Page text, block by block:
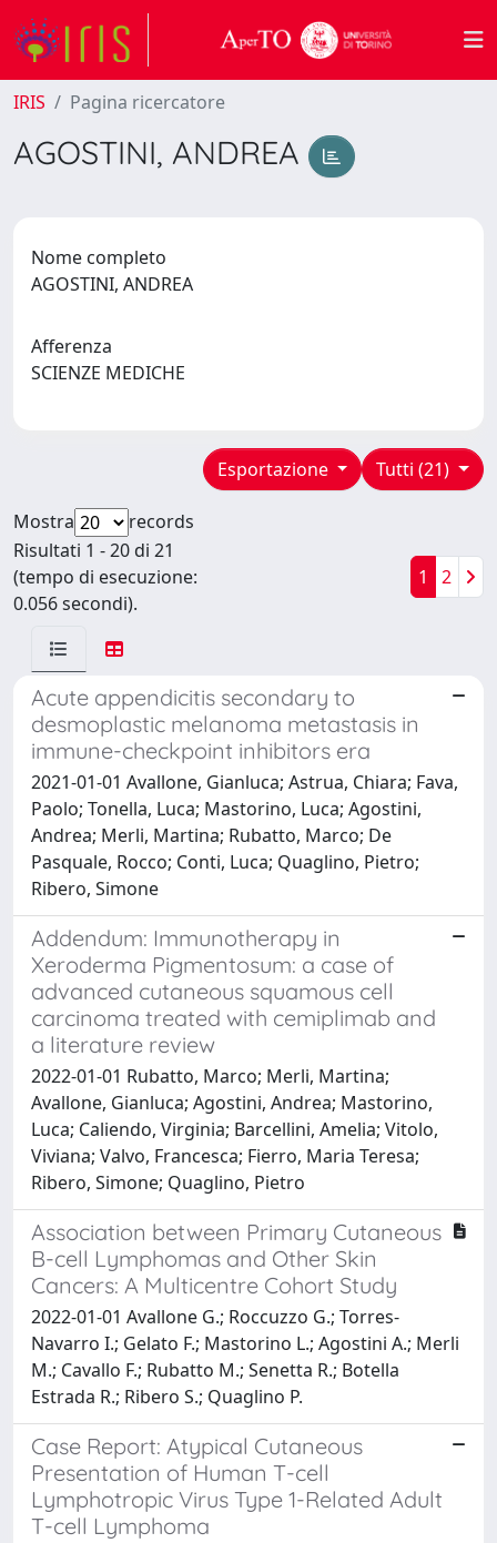
IRIS Pagina ricercatore
AGOSTINI, ANDREA
Nome completo
AGOSTINI, ANDREA
Afferenza
SCIENZE MEDICHE
Tutti (21)
Esportazione
Mostra
records
Risultati 1 - 20 di 21
(tempo di esecuzione:
0.056 secondi).
1 2
Acute appendicitis secondary to
desmoplastic melanoma metastasis in
immune-checkpoint inhibitors era
2021-01-01 Avallone, Gianluca; Astrua, Chiara; Fava,
Paolo; Tonella, Luca; Mastorino, Luca; Agostini,
Andrea; Merli, Martina; Rubatto, Marco; De
Pasquale, Rocco; Conti, Luca; Quaglino, Pietro;
Ribero, Simone
Addendum: Immunotherapy in
Xeroderma Pigmentosum: a case of
advanced cutaneous squamous cell
carcinoma treated with cemiplimab and
a literature review
2022-01-01 Rubatto, Marco; Merli, Martina;
Avallone, Gianluca; Agostini, Andrea; Mastorino,
Luca; Caliendo, Virginia; Barcellini, Amelia; Vitolo,
Viviana; Valvo, Francesca; Fierro, Maria Teresa;
Ribero, Simone; Quaglino, Pietro
Association between Primary Cutaneous
B-cell Lymphomas and Other Skin
Cancers: A Multicentre Cohort Study
2022-01-01 Avallone G.; Roccuzzo G.; Torres-
Navarro I.; Gelato F.; Mastorino L.; Agostini A.; Merli
M.; Cavallo F.; Rubatto M.; Senetta R.; Botella
Estrada R.; Ribero S.; Quaglino P.
Case Report: Atypical Cutaneous
Presentation of Human T-cell
Lymphotropic Virus Type 1-Related Adult
T-cell Lymphoma